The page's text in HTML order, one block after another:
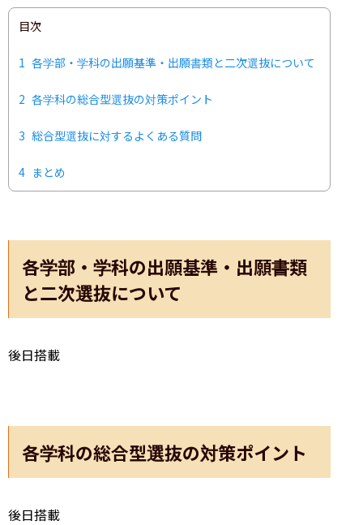
目次
1 各学部・学科の出願基準・出願書類と二次選抜について
2 各学科の総合型選抜の対策ポイント
3 総合型選抜に対するよくある質問
4 まとめ
各学部・学科の出願基準・出願書類
と二次選抜について
後日搭載
各学科の総合型選抜の対策ポイント
後日搭載